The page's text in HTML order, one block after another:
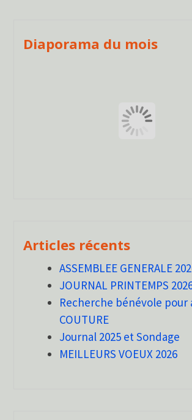
Diaporama du mois
Articles récents
ASSEMBLEE GENERALE
JOURNAL PRINTEMPS
Recherche bénévole pour
COUTURE
Journal 2025 et Sondage
MEILLEURS VOEUX 2026